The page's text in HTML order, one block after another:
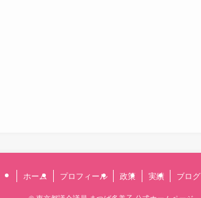
ホーム プロフィール 政策 実績 ブログ